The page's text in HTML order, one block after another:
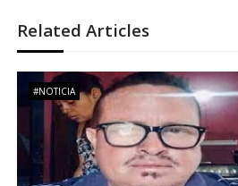
e
g
a
c
Related Articles
#NOTICIA